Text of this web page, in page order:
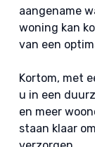
aangename
woning kan
van een
Kortom, met
u in een
en meer
staan klaar